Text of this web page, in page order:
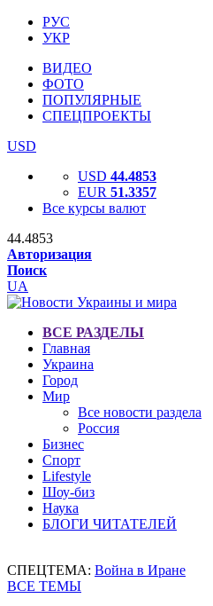
РУС
УКР
ВИДЕО
ФОТО
ПОПУЛЯРНЫЕ
СПЕЦПРОЕКТЫ
USD
USD 44.4853
EUR 51.3357
Все курсы валют
44.4853
Авторизация
Поиск
UA
ВСЕ РАЗДЕЛЫ
Главная
Украина
Город
Мир
Все новости раздела
Россия
Бизнес
Спорт
Lifestyle
Шоу-биз
Наука
БЛОГИ ЧИТАТЕЛЕЙ
СПЕЦТЕМА: Война в Иране
ВСЕ ТЕМЫ